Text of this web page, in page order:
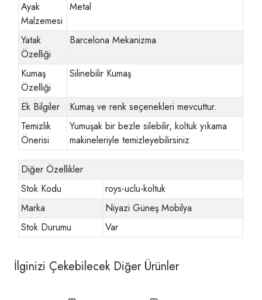
Ayak
Malzemesi
Metal
Yatak
Özelliği
Barcelona Mekanizma
Kumaş
Özelliği
Silinebilir Kumaş
Ek Bilgiler
Kumaş ve renk seçenekleri mevcuttur.
Temizlik
Önerisi
Yumuşak bir bezle silebilir, koltuk yıkama
makineleriyle temizleyebilirsiniz.
Diğer Özellikler
Stok Kodu
roys-uclu-koltuk
Marka
Niyazi Güneş Mobilya
Stok Durumu
Var
İlginizi Çekebilecek Diğer Ürünler